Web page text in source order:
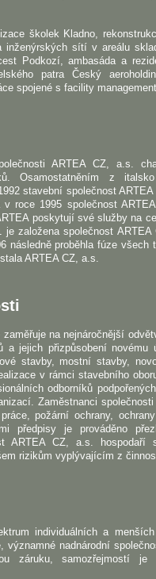
školek Kladno,
inženýrských sítí v areálu
Podkozí, ambasáda a
patra Český
spojené s facility
ARTEA CZ, a.s.
Osamostatněním z
stavební společnost
roce 1995 společnost
poskytují své služby na
je založena společnost
následně proběhla fúze všech
ARTEA CZ, a.s.
na nejnáročnější
a jejich přizpůsobení novému
stavby, mostní stavby,
v rámci stavebního
odborníků
Zaměstnanci společnosti
požární ochrany,
předpisy je prováděno
ARTEA CZ, a.s. hospodaří
rizikům vyplývajícím z
individuálních a
významné nadnárodní
záruku, samozřejmostí